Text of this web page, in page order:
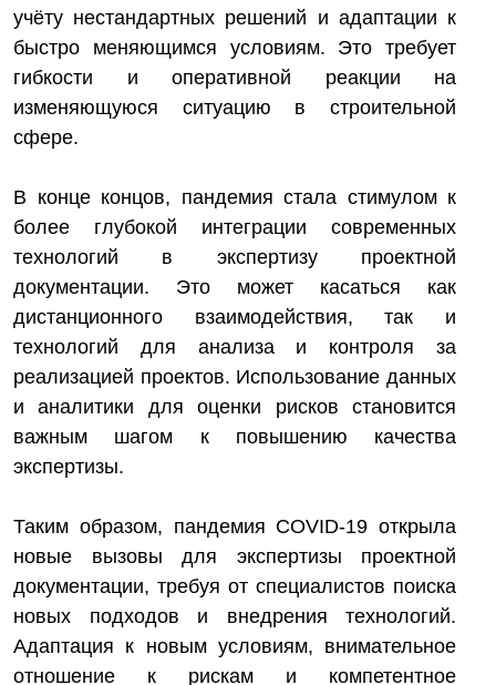
учёту нестандартных решений и адаптации к
быстро меняющимся условиям. Это требует
гибкости и оперативной реакции на
изменяющуюся ситуацию в строительной
сфере.
В конце концов, пандемия стала стимулом к
более глубокой интеграции современных
технологий в экспертизу проектной
документации. Это может касаться как
дистанционного взаимодействия, так и
технологий для анализа и контроля за
реализацией проектов. Использование данных
и аналитики для оценки рисков становится
важным шагом к повышению качества
экспертизы.
Таким образом, пандемия COVID-19 открыла
новые вызовы для экспертизы проектной
документации, требуя от специалистов поиска
новых подходов и внедрения технологий.
Адаптация к новым условиям, внимательное
отношение к рискам и компетентное